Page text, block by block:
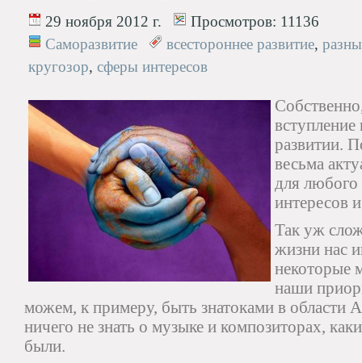
29 ноября 2012 г. Просмотров: 11136
Саморазвитие
всестороннее развитие,
кругозор, сферы интересов
развитии.
весьма
для любого
интересов
Так уж
жизни нас
некоторые
наши
можем, к примеру, быть знатоками в области
ничего не знать о музыке и композиторах,
были.